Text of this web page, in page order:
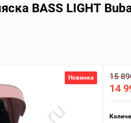
BASS LIGHT
Новинка 15
14